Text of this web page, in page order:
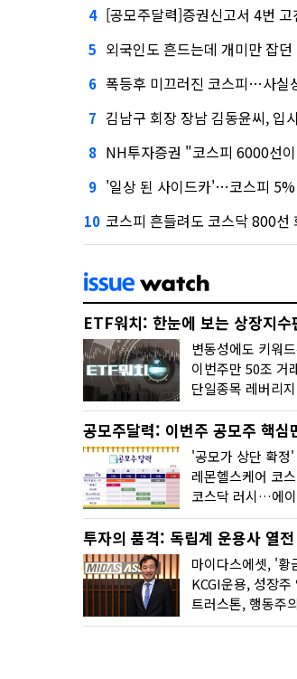
4 [공모주달력]증권신고서 4번 고친 빅웨이브
5 외국인도 흔드는데 개미만 잡던 당국, 묘수는
6 폭등후 미끄러진 코스피…사실상 단종 수
7 김남구 회장 장남 김동윤씨, 입사 7년만에 한투
8 NH투자증권 "코스피 6000선이 바닥…미 금리 안
9 '일상 된 사이드카'…코스피
10 코스피 흔들려도 코스닥 800선 회복…
ETF워치: 한눈에 보는 상장지수
공모주달력: 이번주 공모주 핵심
투자의 품격: 독립계 운용사 열전